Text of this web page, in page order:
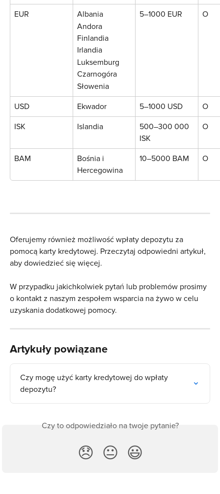
EUR
Albania
Andora
Finlandia
Irlandia
Luksemburg
Czarnogóra
Słowenia
5–1000 EUR O
USD Ekwador 5–1000 USD O
ISK Islandia
500–300 000
ISK
O
BAM
Bośnia i
Hercegowina
10–5000 BAM O
Oferujemy również możliwość wpłaty depozytu za
pomocą karty kredytowej. Przeczytaj odpowiedni artykuł,
aby dowiedzieć się więcej.
W przypadku jakichkolwiek pytań lub problemów prosimy
o kontakt z naszym zespołem wsparcia na żywo w celu
uzyskania dodatkowej pomocy.
Artykuły powiązane
Czy mogę użyć karty kredytowej do wpłaty
depozytu?
Czy to odpowiedziało na twoje pytanie?
😞 😐 😃